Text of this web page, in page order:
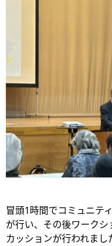
冒頭1時間でコミュニテ
が行い、その後ワーク
カッションが行われまし